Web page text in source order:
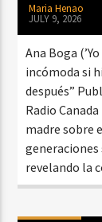
Maria Henao
JULY 9, 2026
Ana Boga
incómoda si
después”
Radio
madre sobre
revelando la